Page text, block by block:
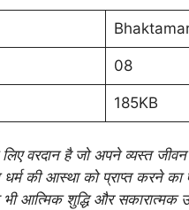
08
185KB
वरदान है जो अपने व्यस्त
की आस्था को प्राप्त करने का
आत्मिक शुद्धि और सकारात्मक